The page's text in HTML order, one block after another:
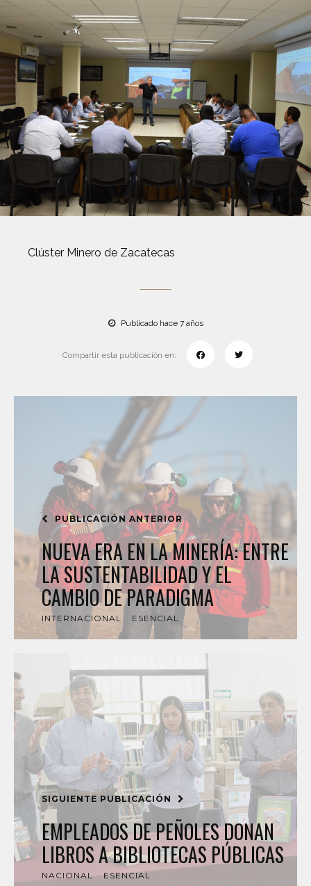
Clúster Minero de Zacatecas
Publicado hace 7 años
Compartir esta publicación en:
PUBLICACIÓN ANTERIOR
NUEVA ERA EN LA MINERÍA: ENTRE
LA SUSTENTABILIDAD Y EL
CAMBIO DE PARADIGMA
INTERNACIONAL ESENCIAL
SIGUIENTE PUBLICACIÓN
EMPLEADOS DE PEÑOLES DONAN
LIBROS A BIBLIOTECAS PÚBLICAS
NACIONAL ESENCIAL